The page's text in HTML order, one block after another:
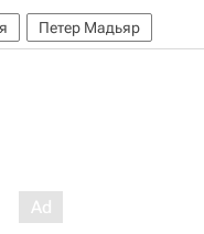
Петер Мадьяр